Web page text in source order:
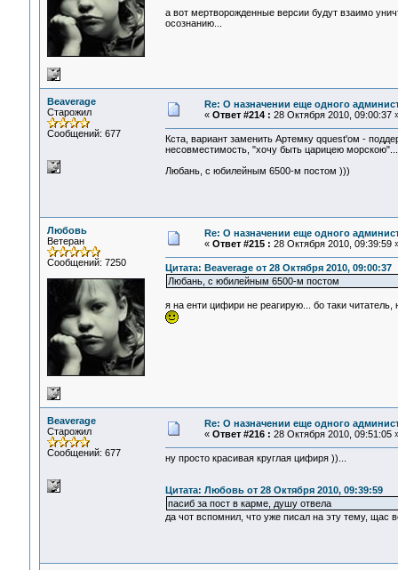
а вот мертворожденные версии будут взаимо
осознанию...
Beaverage
Старожил
Сообщений: 677
Re: О назначении еще одного
« Ответ #214 : 28 Октября 2010, 09:00:37
Кста, вариант заменить Артемку qquest'ом -
несовместимость, "хочу быть царицею морскою"...
Любань, с юбилейным 6500-м постом )))
Любовь
Ветеран
Сообщений: 7250
Re: О назначении еще одного
« Ответ #215 : 28 Октября 2010, 09:39:59
Цитата: Beaverage от 28 Октября 2010, 09:00:37
Любань, с юбилейным 6500-м постом
я на енти цифири не реагирую... бо таки
Beaverage
Старожил
Сообщений: 677
Re: О назначении еще одного
« Ответ #216 : 28 Октября 2010, 09:51:05
ну просто красивая круглая цифиря ))...
Цитата: Любовь от 28 Октября 2010, 09:39:59
пасиб за пост в карме, душу отвела
да чот вспомнил, что уже писал на эту тему, щас